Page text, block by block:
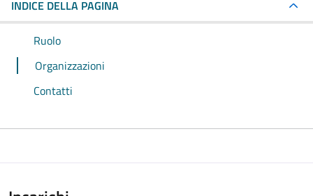
INDICE DELLA PAGINA
Ruolo
Organizzazioni
Contatti